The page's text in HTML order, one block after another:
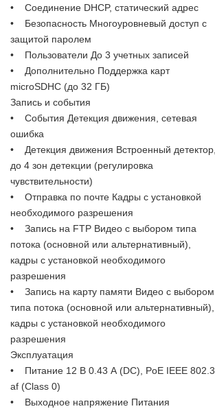
• Соединение DHCP, статический адрес
• Безопасность Многоуровневый доступ с
защитой паролем
• Пользователи До 3 учетных записей
• Дополнительно Поддержка карт
microSDHC (до 32 ГБ)
Запись и события
• События Детекция движения, сетевая
ошибка
• Детекция движения Встроенный детектор,
до 4 зон детекции (регулировка
чувствительности)
• Отправка по почте Кадры с установкой
необходимого разрешения
• Запись на FTP Видео с выбором типа
потока (основной или альтернативный),
кадры с установкой необходимого
разрешения
• Запись на карту памяти Видео с выбором
типа потока (основной или альтернативный),
кадры с установкой необходимого
разрешения
Эксплуатация
• Питание 12 В 0.43 А (DC), PoE IEEE 802.3
af (Class 0)
• Выходное напряжение Питания